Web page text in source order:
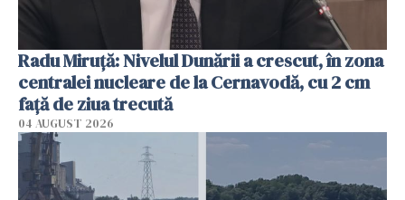
Radu Miruţă: Nivelul Dunării a crescut, în zona
centralei nucleare de la Cernavodă, cu 2 cm
faţă de ziua trecută
04 AUGUST 2026